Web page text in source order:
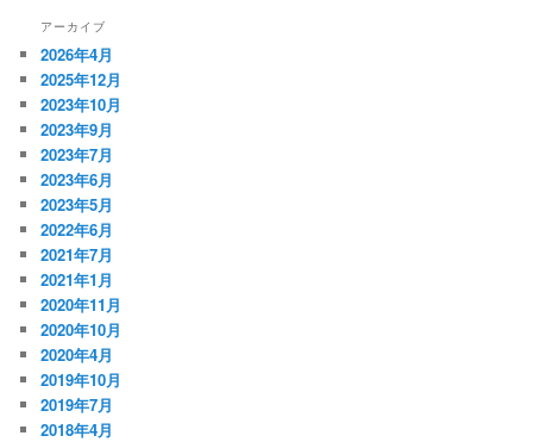
アーカイブ
2026年4月
2025年12月
2023年10月
2023年9月
2023年7月
2023年6月
2023年5月
2022年6月
2021年7月
2021年1月
2020年11月
2020年10月
2020年4月
2019年10月
2019年7月
2018年4月